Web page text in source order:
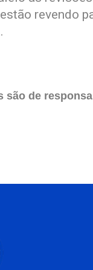
revendo
são de